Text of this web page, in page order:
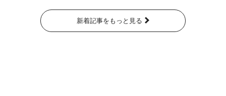
新着記事をもっと見る